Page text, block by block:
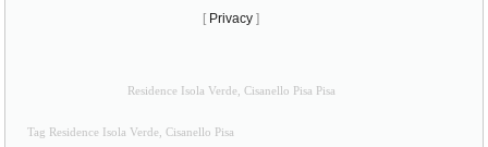
[ Privacy ]
Residence Isola Verde, Cisanello Pisa Pisa
Tag Residence Isola Verde, Cisanello Pisa